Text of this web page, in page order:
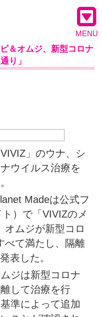
MENU
＆オムジ、新型コロナ
り」
」のウナ、シ
ウイルス治療を
Madeは公式フ
）で「VIVIZのメ
オムジが新型コロ
べて満たし、隔離
表した。
ジは新型コロナ
して治療を行
準によって追加